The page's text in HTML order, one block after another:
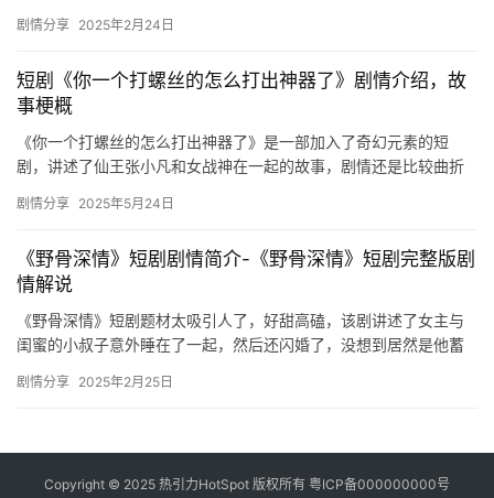
到坏…
剧情分享 2025年2月24日
短剧《你一个打螺丝的怎么打出神器了》剧情介绍，故
事梗概
《你一个打螺丝的怎么打出神器了》是一部加入了奇幻元素的短
剧，讲述了仙王张小凡和女战神在一起的故事，剧情还是比较曲折
铁，不知…
剧情分享 2025年5月24日
《野骨深情》短剧剧情简介-《野骨深情》短剧完整版剧
情解说
《野骨深情》短剧题材太吸引人了，好甜高磕，该剧讲述了女主与
闺蜜的小叔子意外睡在了一起，然后还闪婚了，没想到居然是他蓄
剧情分享 2025年2月25日
Copyright © 2025 热引力HotSpot 版权所有 粤ICP备000000000号